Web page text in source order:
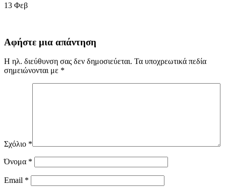
13 Φεβ
Αφήστε μια απάντηση
Η ηλ. διεύθυνση σας δεν δημοσιεύεται. Τα υποχρεωτικά πεδία
σημειώνονται με *
Σχόλιο *
Όνομα *
Email *